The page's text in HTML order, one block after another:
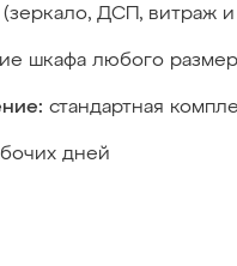
ДСП, витраж и
шкафа любого
стандартная
дней